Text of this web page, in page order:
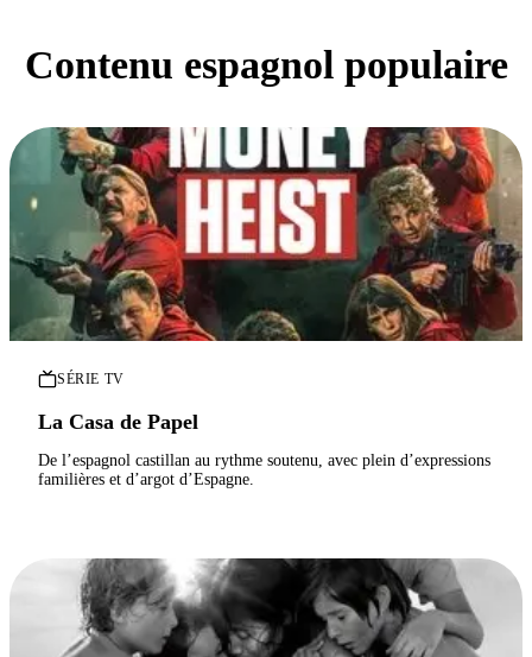
Contenu espagnol populaire
SÉRIE TV
La Casa de Papel
De l’espagnol castillan au rythme soutenu, avec plein d’expressions
familières et d’argot d’Espagne.